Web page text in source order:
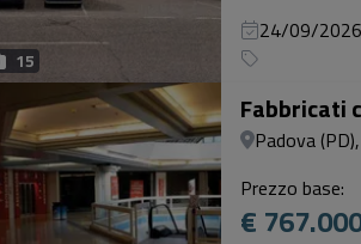
15
24/09/
Fabbricati
Padova
Prezzo base:
€